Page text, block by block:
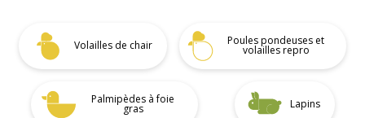
Volailles de chair Poules pondeuses et
volailles repro
Palmipèdes à foie
gras Lapins